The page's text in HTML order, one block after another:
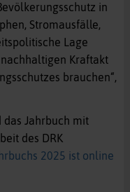
in
Stromausfälle,
Lage
Kraftakt
brauchen“,
Jahrbuch mit
des DRK
2025 ist online